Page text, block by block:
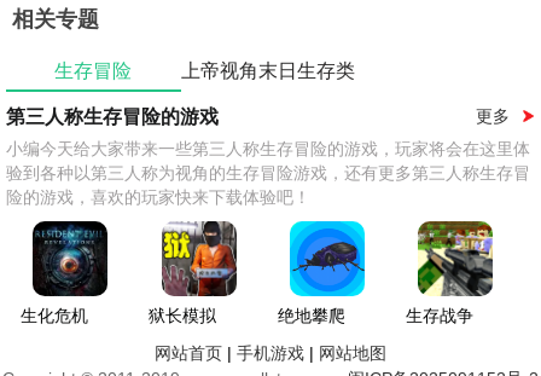
相关专题
生存冒险
上帝视角末日生存类
第三人称生存冒险的游戏
更多
小编今天给大家带来一些第三人称生存冒险的游戏，玩家将会在这里体
验到各种以第三人称为视角的生存冒险游戏，还有更多第三人称生存冒
险的游戏，喜欢的玩家快来下载体验吧！
生化危机
狱长模拟
器最新版
绝地攀爬
生存战争
网站首页 | 手机游戏 | 网站地图